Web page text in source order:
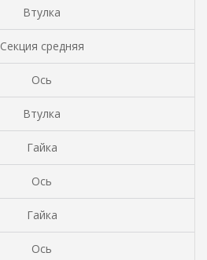
Втулка
Секция средняя
Ось
Втулка
Гайка
Ось
Гайка
Ось